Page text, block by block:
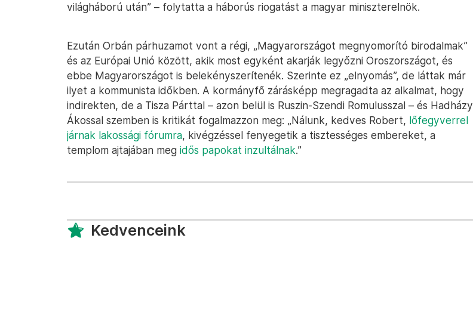
világháború után” – folytatta a háborús riogatást a magyar miniszterelnök.
Ezután Orbán párhuzamot vont a régi, „Magyarországot megnyomorító birodalmak”
és az Európai Unió között, akik most egyként akarják legyőzni Oroszországot, és
ebbe Magyarországot is belekényszerítenék. Szerinte ez „elnyomás”, de láttak már
ilyet a kommunista időkben. A kormányfő zárásképp megragadta az alkalmat, hogy
indirekten, de a Tisza Párttal – azon belül is Ruszin-Szendi Romulusszal – és Hadházy
Ákossal szemben is kritikát fogalmazzon meg: „Nálunk, kedves Robert, lőfegyverrel
járnak lakossági fórumra, kivégzéssel fenyegetik a tisztességes embereket, a
templom ajtajában meg idős papokat inzultálnak.”
Kedvenceink